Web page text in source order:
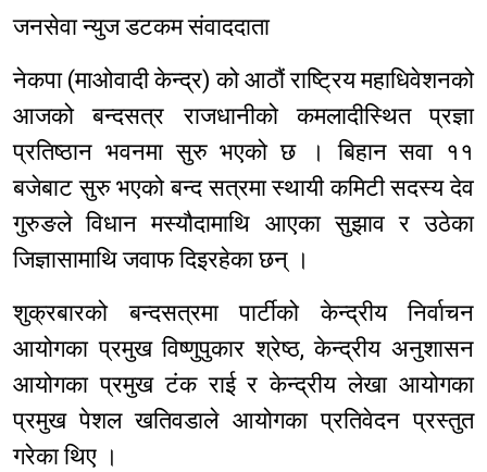
जनसेवा न्युज डटकम संवाददाता
नेकपा (माओवादी केन्द्र) को आठौं राष्ट्रिय महाधिवेशनको
आजको बन्दसत्र राजधानीको कमलादीस्थित प्रज्ञा
प्रतिष्ठान भवनमा सुरु भएको छ । बिहान सवा ११
बजेबाट सुरु भएको बन्द सत्रमा स्थायी कमिटी सदस्य देव
गुरुङले विधान मस्यौदामाथि आएका सुझाव र उठेका
जिज्ञासामाथि जवाफ दिइरहेका छन् ।
शुक्रबारको बन्दसत्रमा पार्टीको केन्द्रीय निर्वाचन
आयोगका प्रमुख विष्णुपुकार श्रेष्ठ, केन्द्रीय अनुशासन
आयोगका प्रमुख टंक राई र केन्द्रीय लेखा आयोगका
प्रमुख पेशल खतिवडाले आयोगका प्रतिवेदन प्रस्तुत
गरेका थिए ।